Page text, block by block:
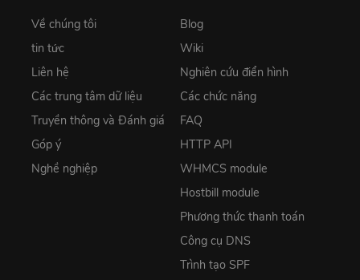
Về chúng tôi
tin tức
Liên hệ
Các trung tâm dữ liệu
Truyền thông và Đánh giá
Góp ý
Nghề nghiệp
Blog
Wiki
Nghiên cứu điển hình
Các chức năng
FAQ
HTTP API
WHMCS module
Hostbill module
Phương thức thanh toán
Công cụ DNS
Trình tạo SPF